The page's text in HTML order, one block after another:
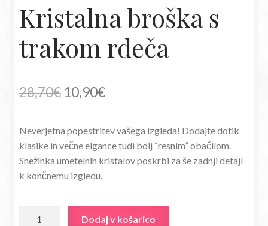
Kristalna broška s
trakom rdeča
28,70€ Izvirna
je
bila:
28,70€.
10,90€Trenutna
je:
10,90€.
Neverjetna popestritev vašega izgleda! Dodajte dotik
klasike in večne elgance tudi bolj “resnim” obačilom.
Snežinka umetelnih kristalov poskrbi za še zadnji detajl
k končnemu izgledu.
Dodaj v košarico